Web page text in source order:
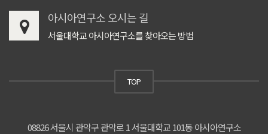
아시아연구소 오시는 길
서울대학교 아시아연구소를 찾아오는 방법
TOP
08826 서울시 관악구 관악로 1 서울대학교 101동 아시아연구소